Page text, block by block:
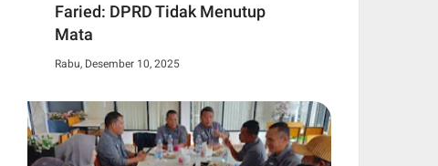
Faried: DPRD Tidak Menutup
Mata
Rabu, Desember 10, 2025